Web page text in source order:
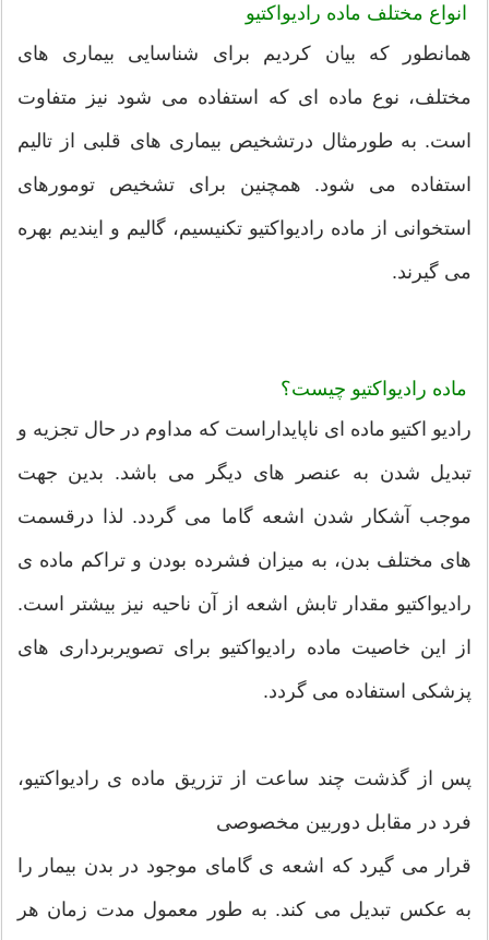
انواع مختلف ماده رادیواکتیو
همانطور که بیان کردیم برای شناسایی بیماری های
مختلف، نوع ماده ای که استفاده می شود نیز متفاوت
است. به طورمثال درتشخیص بیماری های قلبی از تالیم
استفاده می شود. همچنین برای تشخیص تومورهای
استخوانی از ماده رادیواکتیو تکنیسیم، گالیم و ایندیم بهره
می گیرند.
ماده رادیواکتیو چیست؟
رادیو اکتیو ماده ای ناپایداراست که مداوم در حال تجزیه و
تبدیل شدن به عنصر های دیگر می باشد. بدین جهت
موجب آشکار شدن اشعه گاما می گردد. لذا درقسمت
های مختلف بدن، به میزان فشرده بودن و تراکم ماده ی
رادیواکتیو مقدار تابش اشعه از آن ناحیه نیز بیشتر است.
از این خاصیت ماده رادیواکتیو برای تصویربرداری های
پزشکی استفاده می گردد.
پس از گذشت چند ساعت از تزریق ماده ی رادیواکتیو،
فرد در مقابل دوربین مخصوصی
قرار می گیرد که اشعه ی گامای موجود در بدن بیمار را
به عکس تبدیل می کند. به طور معمول مدت زمان هر